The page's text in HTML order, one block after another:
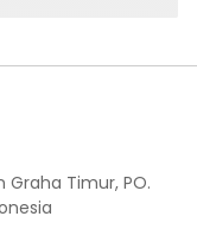
Graha Timur, PO.